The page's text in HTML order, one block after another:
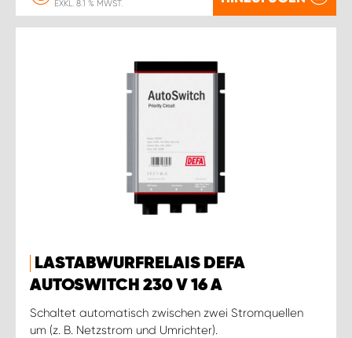
EXKL. 8.1 % MWST.
LASTABWURFRELAIS DEFA
AUTOSWITCH 230 V 16 A
Schaltet automatisch zwischen zwei Stromquellen
um (z. B. Netzstrom und Umrichter).